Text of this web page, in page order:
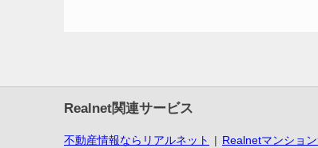
Realnet関連サービス
不動産情報ならリアルネット Realnetマンショ